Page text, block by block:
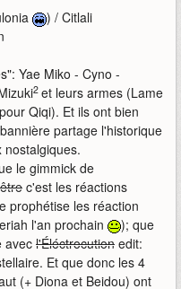
) / Citlali
Yae Miko - Cyno -
2 et leurs armes (Lame
Qiqi). Et ils ont bien
partage l'historique
le gimmick de
c'est les réactions
prophétise les réaction
l'an prochain
); que
avecl'Éléctrocution edit:
Et que donc les 4
(+ Diona et Beidou) ont